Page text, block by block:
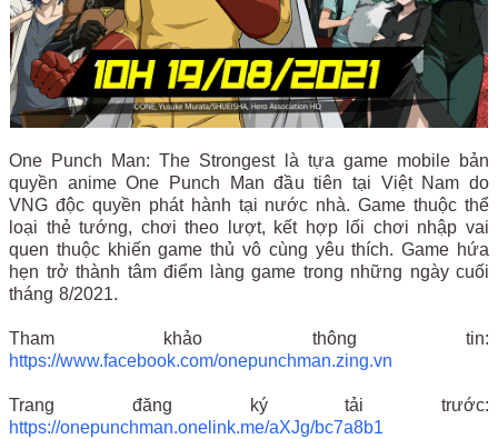
One Punch Man: The Strongest là tựa game mobile bản
quyền anime One Punch Man đầu tiên tại Việt Nam do
VNG độc quyền phát hành tại nước nhà. Game thuộc thể
loại thẻ tướng, chơi theo lượt, kết hợp lối chơi nhập vai
quen thuộc khiến game thủ vô cùng yêu thích. Game hứa
hẹn trở thành tâm điểm làng game trong những ngày cuối
tháng 8/2021.
Tham khảo thông tin:
https://www.facebook.com/onepunchman.zing.vn
Trang đăng ký tải trước:
https://onepunchman.onelink.me/aXJg/bc7a8b1